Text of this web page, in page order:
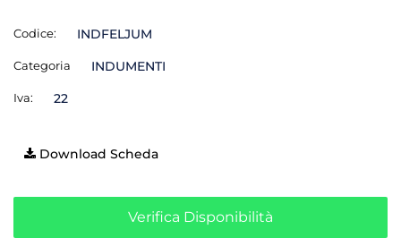
Codice: INDFELJUM
Categoria INDUMENTI
Iva: 22
Download Scheda
Verifica Disponibilità